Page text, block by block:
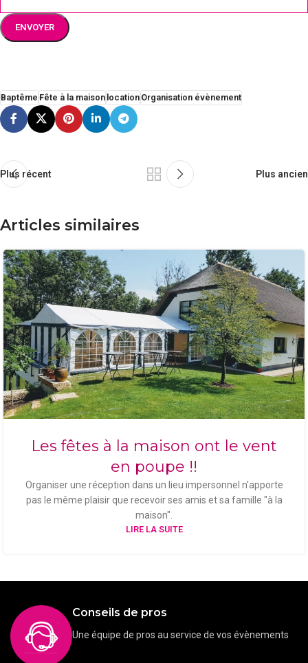
Baptême Fête à la maisonlocationOrganisation évènement
Plus récent Plus ancien
Articles similaires
Les fêtes à la maison ont le vent
en poupe !!
Organiser une réception dans un lieu impersonnel n'apporte
pas le même plaisir que recevoir ses amis et sa famille "à la
maison".
LIRE LA SUITE
Conseils de pros
Une équipe de pros au service de vos évènements